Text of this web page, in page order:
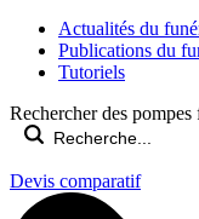
Actualités du
Publications du
Tutoriels
Rechercher des
Devis comparatif